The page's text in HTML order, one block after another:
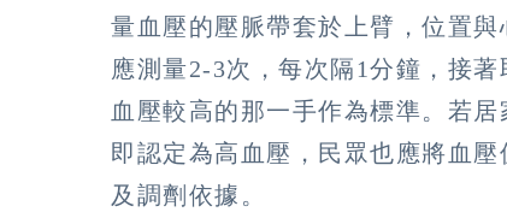
量血壓的壓脈帶套於上臂，位置
應測量2-3次，每次隔1分鐘，接
血壓較高的那一手作為標準。若
即認定為高血壓，民眾也應將血
及調劑依據。